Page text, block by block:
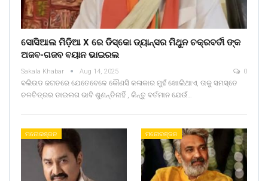
ସୋସିଆଲ ମିଡ଼ିଆ X ରେ ଡିସ୍କୋ ଡ୍ୟାନ୍ସର ମିଥୁନ ଚକ୍ରବର୍ତୀ ଙ୍କ
ଅଜବ-ଗଜବ ବୟାନ ଭାଇରଲ
Sakala Khabar Aug 14, 2025 0
ବଲିଉଡ ଜଗତରେ ଯେତେବେଳେ କୌଣସି କଳାକାର ମୁହଁ ଖୋଲିଥାଏ, ତାକୁ ସମସ୍ତେ
ଚଳଚିତ୍ରର ଡାଇଲଗ ଭାବି ଶୁଣନ୍ତିନାହିଁ , କିନ୍ତୁ ବର୍ତମାନ ଯେଉଁ…
ମନୋରଞ୍ଜନ ମନୋରଞ୍ଜନ